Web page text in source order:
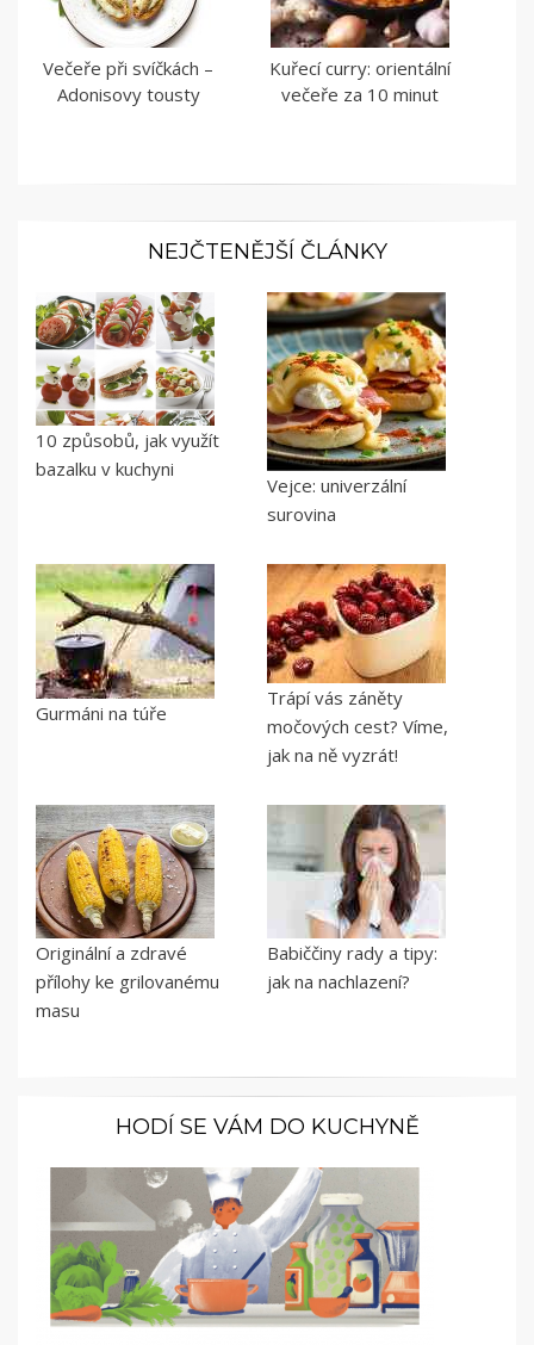
Večeře při svíčkách –
Adonisovy tousty
Kuřecí curry: orientální
večeře za 10 minut
NEJČTENĚJŠÍ ČLÁNKY
10 způsobů, jak využít
bazalku v kuchyni
Vejce: univerzální
surovina
Gurmáni na túře
Trápí vás záněty
močových cest? Víme,
jak na ně vyzrát!
Originální a zdravé
přílohy ke grilovanému
masu
Babiččiny rady a tipy:
jak na nachlazení?
HODÍ SE VÁM DO KUCHYNĚ